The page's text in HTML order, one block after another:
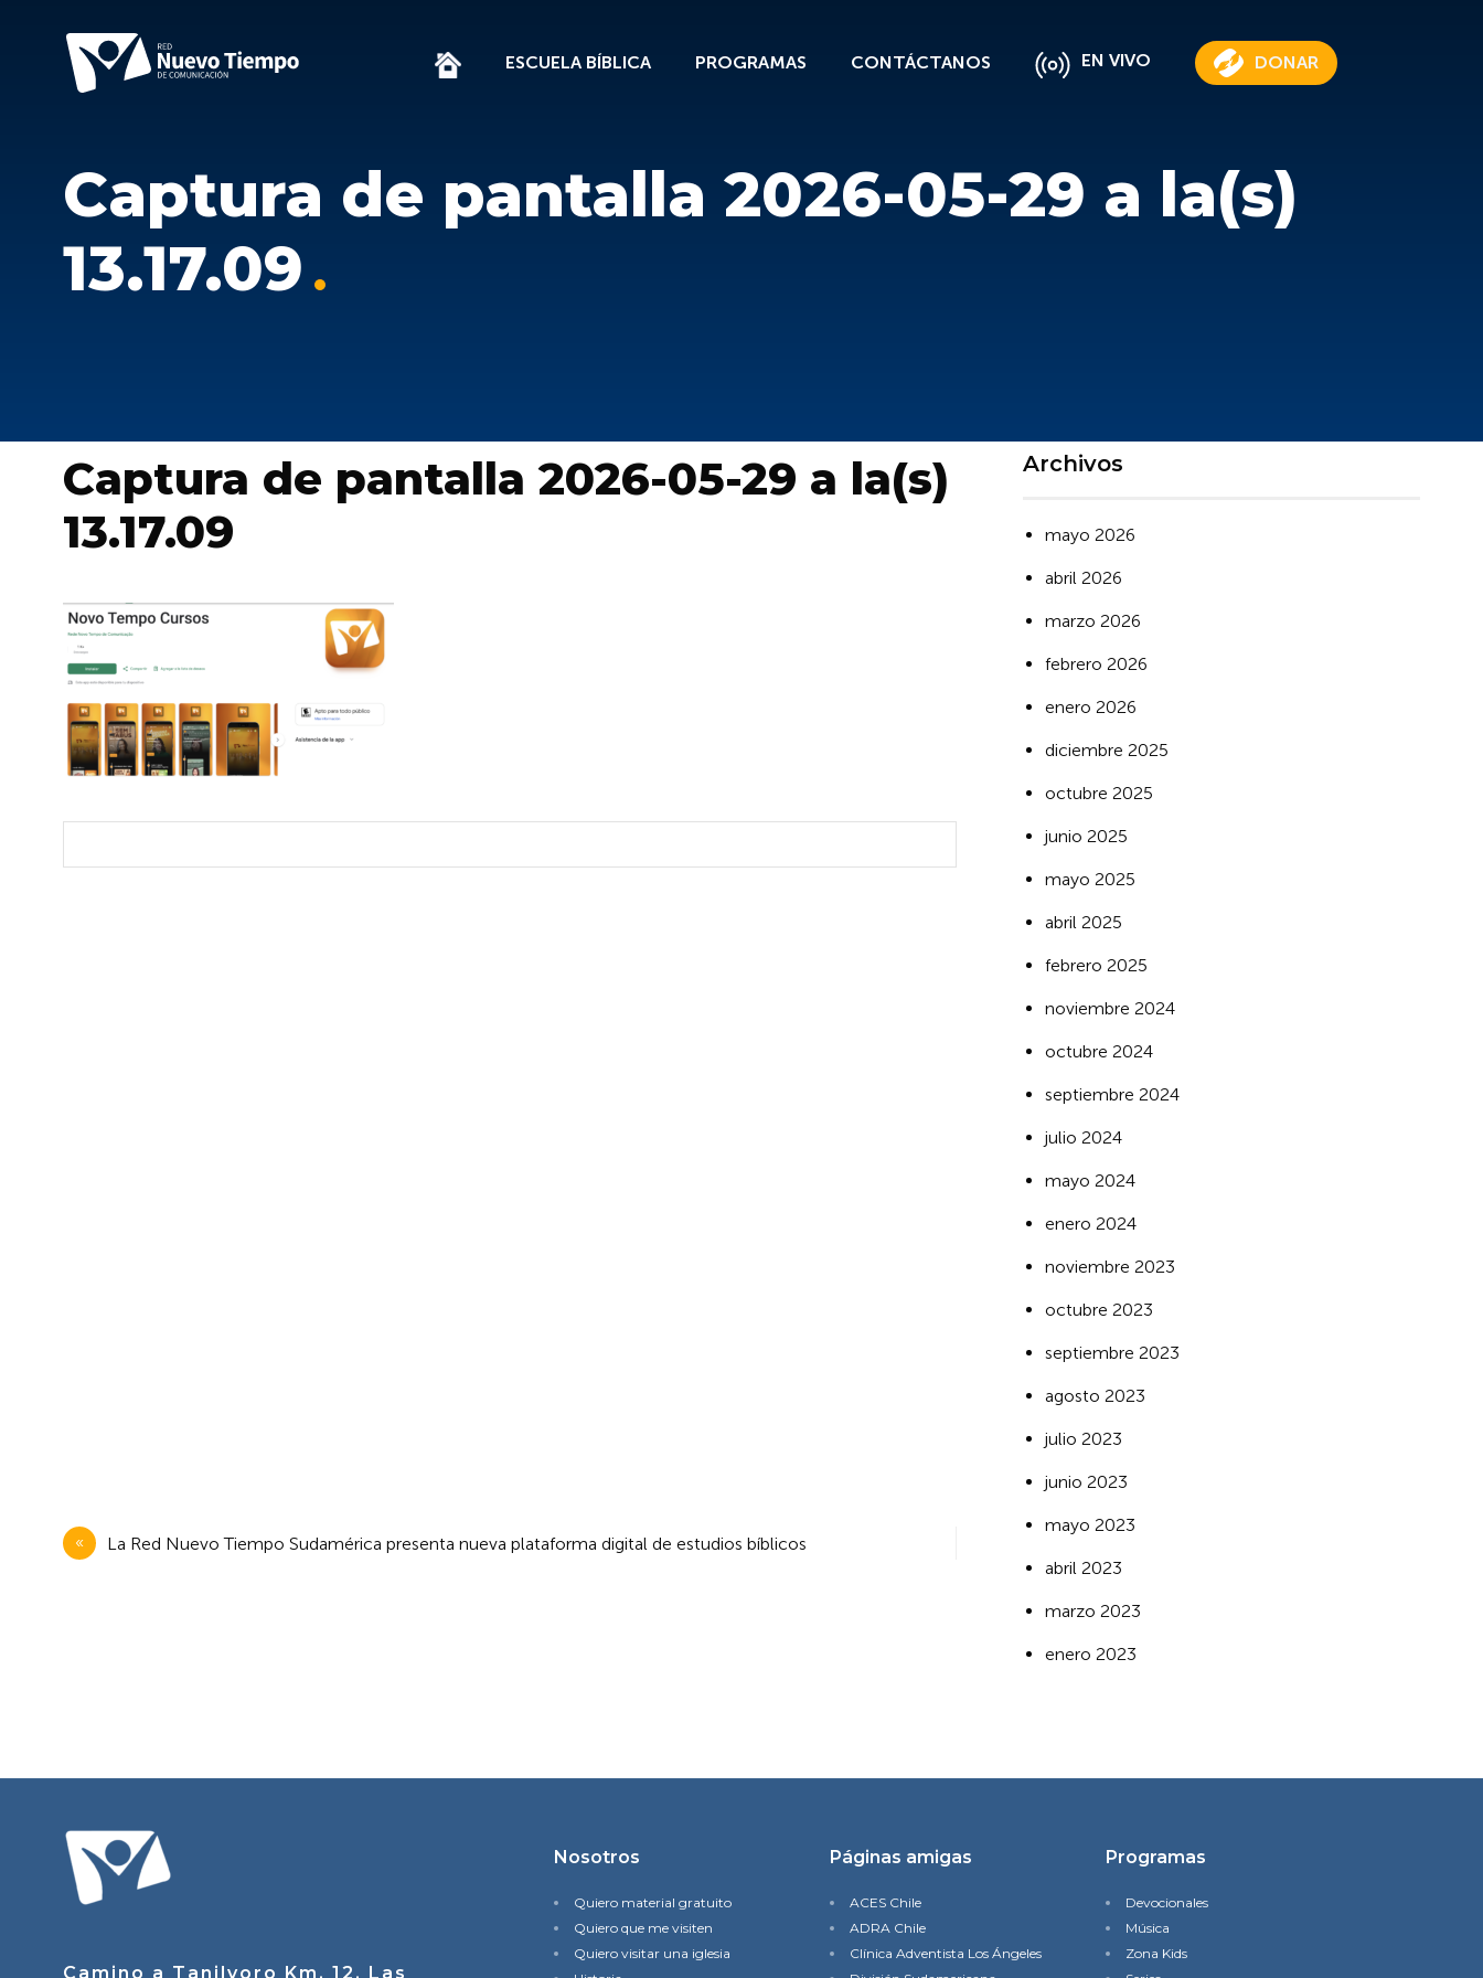
ESCUELA BÍBLICA PROGRAMAS CONTÁCTANOS EN VIVO DONAR
Captura de pantalla 2026-05-29 a la(s)
13.17.09
Captura de pantalla 2026-05-29 a la(s)
13.17.09
Navegación
de
La Red Nuevo Tiempo Sudamérica presenta nueva plataforma digital de estudios bíblicos
Archivos
mayo 2026
abril 2026
marzo 2026
febrero 2026
enero 2026
diciembre 2025
octubre 2025
junio 2025
mayo 2025
abril 2025
febrero 2025
noviembre 2024
octubre 2024
septiembre 2024
julio 2024
mayo 2024
enero 2024
noviembre 2023
octubre 2023
septiembre 2023
agosto 2023
julio 2023
junio 2023
mayo 2023
abril 2023
marzo 2023
enero 2023
Camino a Tanilvoro Km. 12, Las
Nosotros
Quiero material gratuito
Quiero que me visiten
Quiero visitar una iglesia
Páginas amigas
ACES Chile
ADRA Chile
Clínica Adventista Los Ángeles
Programas
Devocionales
Música
Zona Kids